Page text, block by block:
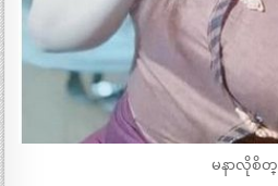
မနာလိုစိတ္